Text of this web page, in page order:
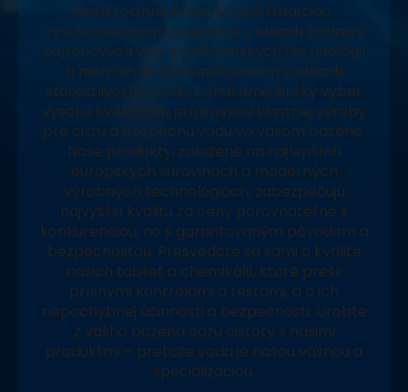
Naša rodinná firma sa pýši tradíciou,
vysokoškolským vzdelaním v oblasti čistiarní
odpadových vôd a vodárenských technológií
a neustálym zdokonaľovaním v oblasti
starostlivosti o vodu. Ponúkame široký výber
vysoko kvalitných prípravkov vlastnej výroby
pre čistú a bezpečnú vodu vo vašom bazéne.
Naše produkty, založené na najlepších
európskych surovinách a moderných
výrobných technológiách, zabezpečujú
najvyššiu kvalitu za ceny porovnateľné s
konkurenciou, no s garantovaným pôvodom a
bezpečnosťou. Presvedčte sa sami o kvalite
našich tabliet a chemikálií, ktoré prešli
prísnymi kontrolami a testami, a o ich
nepochybnej účinnosti a bezpečnosti. Urobte
z vášho bazéna oázu čistoty s našimi
produktmi – pretože voda je našou vášňou a
špecializáciou.